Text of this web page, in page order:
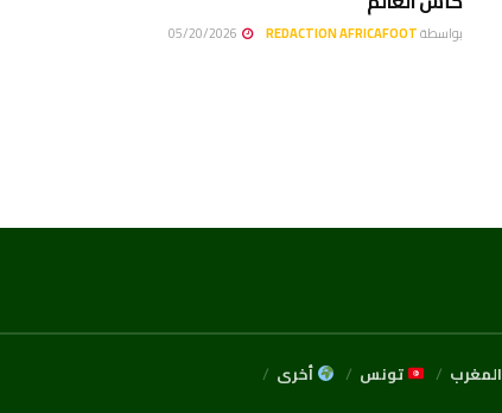
بواسطةREDACTION AFRICAFOOT
المغرب تونس أخرى